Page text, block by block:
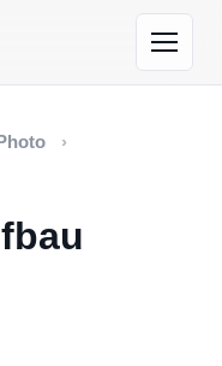
Menü